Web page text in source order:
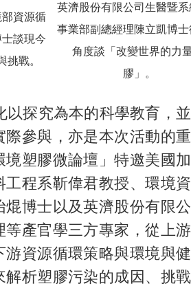
資源循
談現今
挑戰。
英濟股份有限公司生醫暨
事業部副總經理陳立凱博
角度談「改變世界的力
膠」。
探究為本的科學教育，並
際參與，亦是本次活動的重
塑膠微論壇」特邀美國加
工程系靳偉君教授、環境資
焜博士以及英濟股份有限公
等產官學三方專家，從上游
游資源循環策略與環境與健
解析塑膠污染的成因、挑戰